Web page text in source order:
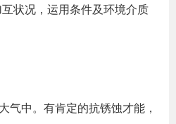
状况，运用条件及环境介质
气中。有肯定的抗锈蚀才能，